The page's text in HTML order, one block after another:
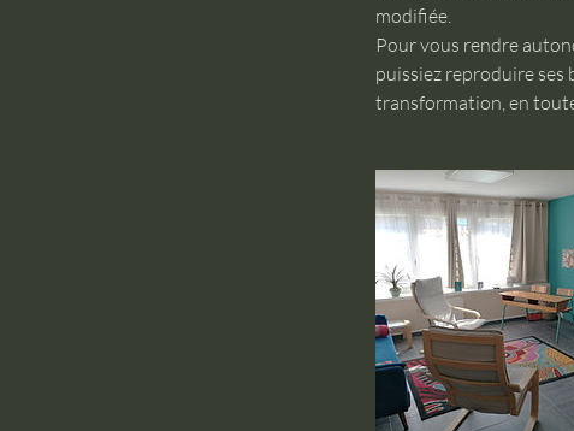
modifiée.
Pour vous rendre
puissiez reproduire ses
transformation, en